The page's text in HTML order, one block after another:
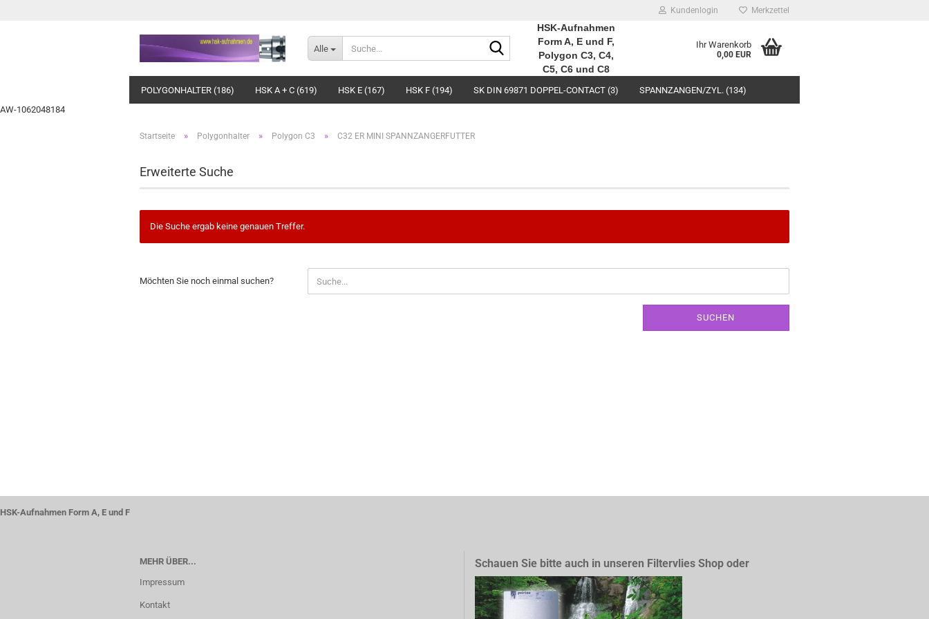
AW-1062048184
Kundenlogin Merkzettel
Alle
Suche...
HSK-Aufnahmen
Form A, E und F,
Polygon C3, C4,
C5, C6 und C8
Ihr Warenkorb
0,00 EUR
POLYGONHALTER (186) HSK A + C (619) HSK E (167) HSK F (194) SK DIN 69871 DOPPEL-CONTACT (3) SPANNZANGEN/ZYL. (134)
Startseite » Polygonhalter » Polygon C3 » C32 ER MINI SPANNZANGERFUTTER
Erweiterte Suche
Die Suche ergab keine genauen Treffer.
SIE
Möchten Sie noch einmal suchen?
SUCHEN
HSK-Aufnahmen Form A, E und F
MEHR ÜBER...
Impressum
Kontakt
Schauen Sie bitte auch in unseren Filtervlies Shop oder